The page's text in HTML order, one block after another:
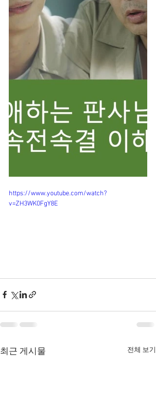
https://www.youtube.com/watch?
v=ZH3WK0FgY8E
최근 게시물 전체 보기